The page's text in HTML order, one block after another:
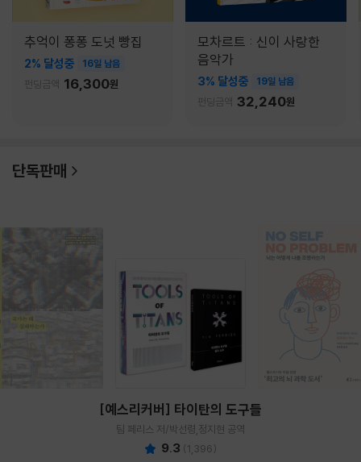
추억이 퐁퐁 도넛 빵집
2% 달성중 16일 남음
펀딩금액 16,300원
모차르트 : 신이 사랑한
음악가
3% 달성중 19일 남음
펀딩금액 32,240원
단독판매
[예스리커버] 타이탄의 도구들
팀 페리스 저/박선령,정지현 공역
9.3 (1,396)